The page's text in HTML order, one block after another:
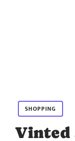
SHOPPING
Vinted